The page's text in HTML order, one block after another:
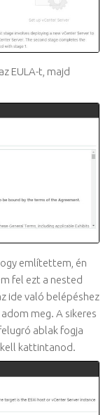
EULA-t, majd
említettem, én
fel ezt a nested
ide való belépéshez
meg. A sikeres
ablak fogja
kattintanod.